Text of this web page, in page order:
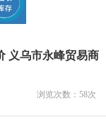
义乌市永峰贸易商
浏览次数： 58次